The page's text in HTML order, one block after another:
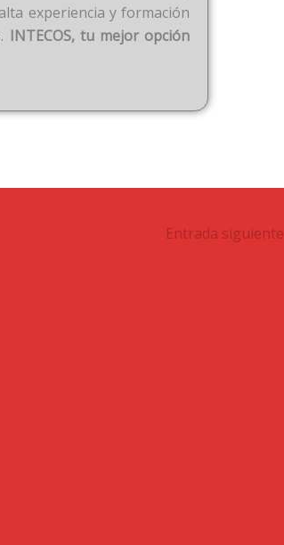
experiencia y formación
INTECOS, tu mejor opción
Entrada siguiente